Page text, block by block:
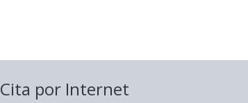
Cita por Internet